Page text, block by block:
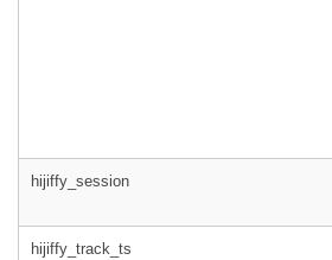
hijiffy_session
hijiffy_track_ts